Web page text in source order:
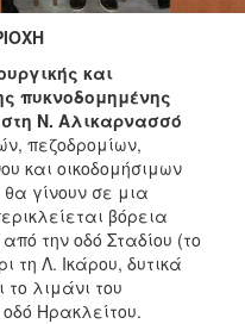
και
πυκνοδομημένης
Ν. Αλικαρνασσό
πεζοδρομίων,
και οικοδομήσιμων
γίνουν σε μια
βόρεια
την οδό Σταδίου (το
τη Λ. Ικάρου, δυτικά
λιμάνι του
Ηρακλείτου.